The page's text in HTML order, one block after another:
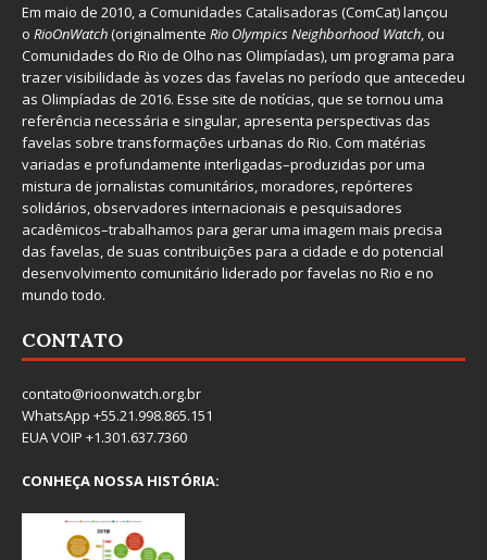
Em maio de 2010, a Comunidades Catalisadoras (ComCat) lançou
o RioOnWatch(originalmente Rio Olympics Neighborhood Watch , ou
Comunidades do Rio de Olho nas Olimpíadas), um programa para
trazer visibilidade às vozes das favelas no período que antecedeu
as Olimpíadas de 2016. Esse site de notícias, que se tornou uma
referência necessária e singular, apresenta perspectivas das
favelas sobre transformações urbanas do Rio. Com matérias
variadas e profundamente interligadas–produzidas por uma
mistura de jornalistas comunitários, moradores, repórteres
solidários, observadores internacionais e pesquisadores
acadêmicos–trabalhamos para gerar uma imagem mais precisa
das favelas, de suas contribuições para a cidade e do potencial
desenvolvimento comunitário liderado por favelas no Rio e no
mundo todo.
CONTATO
contato@rioonwatch.org.br
WhatsApp +55.21.998.865.151
EUA VOIP +1.301.637.7360
CONHEÇA NOSSA HISTÓRIA: